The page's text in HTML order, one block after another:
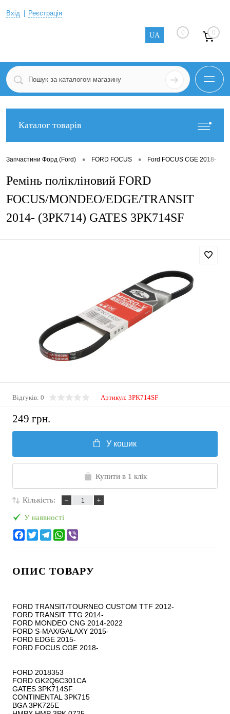
Вхід Реєстрація
UA 0 0
Каталог товарів
Запчастини Форд (Ford) • FORD FOCUS • Ford FOCUS CGE 2018-
Ремінь полікліновий FORD
FOCUS/MONDEO/EDGE/TRANSIT
2014- (3PK714) GATES 3PK714SF
Відгуків: 0 Артикул: 3PK714SF
249 грн.
У кошик
Купити в 1 клік
Кількість:
У наявності
ОПИС ТОВАРУ
FORD TRANSIT/TOURNEO CUSTOM TTF 2012-
FORD TRANSIT TTG 2014-
FORD MONDEO CNG 2014-2022
FORD S-MAX/GALAXY 2015-
FORD EDGE 2015-
FORD FOCUS CGE 2018-
FORD 2018353
FORD GK2Q6C301CA
GATES 3PK714SF
CONTINENTAL 3PK715
BGA 3PK725E